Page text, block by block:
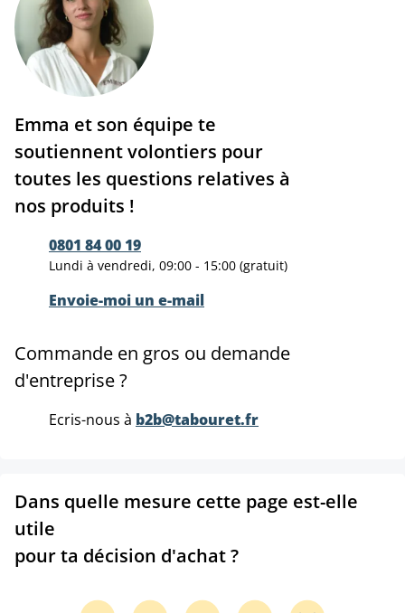
Emma et son équipe te
soutiennent volontiers pour
toutes les questions relatives à
nos produits !
0801 84 00 19
Lundi à vendredi, 09:00 - 15:00 (gratuit)
Envoie-moi un e-mail
Commande en gros ou demande
d'entreprise ?
Ecris-nous à b2b@tabouret.fr
Dans quelle mesure cette page est-elle
utile
pour ta décision d'achat ?